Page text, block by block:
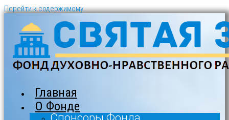
Перейти к содержимому
Главная
О Фонде